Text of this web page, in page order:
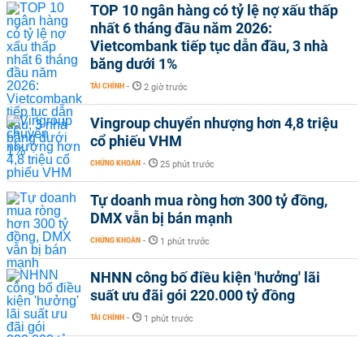
TOP 10 ngân hàng có tỷ lệ nợ xấu thấp
nhất 6 tháng đầu năm 2026:
Vietcombank tiếp tục dẫn đầu, 3 nhà
băng dưới 1%
TÀI CHÍNH - 2 giờ trước
Vingroup chuyển nhượng hơn 4,8 triệu
cổ phiếu VHM
CHỨNG KHOÁN - 25 phút trước
Tự doanh mua ròng hơn 300 tỷ đồng,
DMX vẫn bị bán mạnh
CHỨNG KHOÁN - 1 phút trước
NHNN công bố điều kiện 'hưởng' lãi
suất ưu đãi gói 220.000 tỷ đồng
TÀI CHÍNH - 1 phút trước